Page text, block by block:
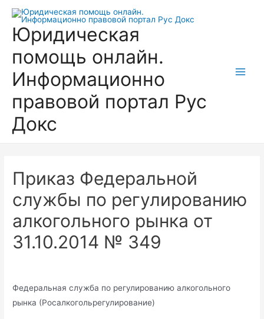
Перейти
содержимому
Юридическая
помощь онлайн.
Информационно
правовой портал Рус
Докс
Приказ Федеральной
службы по регулированию
алкогольного рынка от
31.10.2014 № 349
Федеральная служба по регулированию алкогольного
рынка (Росалкогольрегулирование)